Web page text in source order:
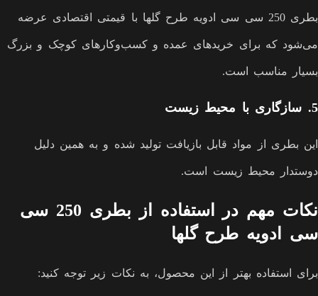
بطری 250 سی سی ادویه طرح گلها با قیمتی اقتصادی عرضه
می‌شود که برای خریدهای عمده و کسب‌وکارهای کوچک و بزرگ
بسیار مناسب است.
5. سازگاری با محیط زیست
این بطری از مواد قابل بازیافت تولید شده و به همین دلیل
دوستدار محیط زیست است.
نکات مهم در استفاده از بطری 250 سی
سی ادویه طرح گلها
برای استفاده بهتر از این محصول، به نکات زیر توجه کنید: